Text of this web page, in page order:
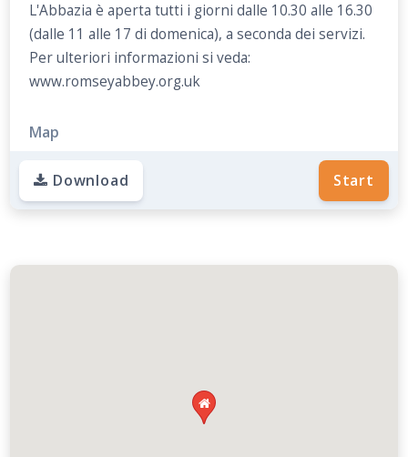
L'Abbazia è aperta tutti i giorni dalle 10.30 alle 16.30
(dalle 11 alle 17 di domenica), a seconda dei servizi.
Per ulteriori informazioni si veda:
www.romseyabbey.org.uk
Map
Start
Download
